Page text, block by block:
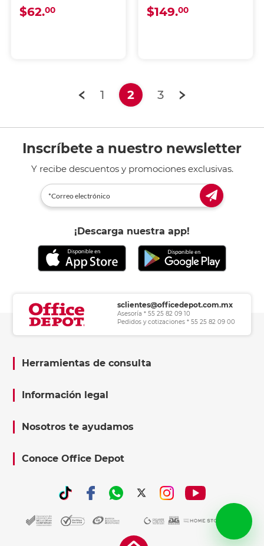
$62.00 $149.00
1 2(current)
3
Inscríbete a nuestro newsletter
Y recibe descuentos y promociones exclusivas.
¡Descarga nuestra app!
sclientes@officedepot.com.mx
Asesoría * 55 25 82 09 10
Pedidos y cotizaciones * 55 25 82 09 00
Herramientas de consulta
Información legal
Nosotros te ayudamos
Conoce Office Depot